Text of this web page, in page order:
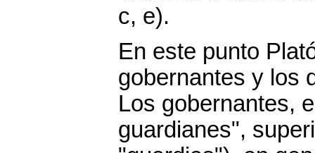
c, e).
En este punto
gobernantes y los
Los gobernantes,
guardianes",